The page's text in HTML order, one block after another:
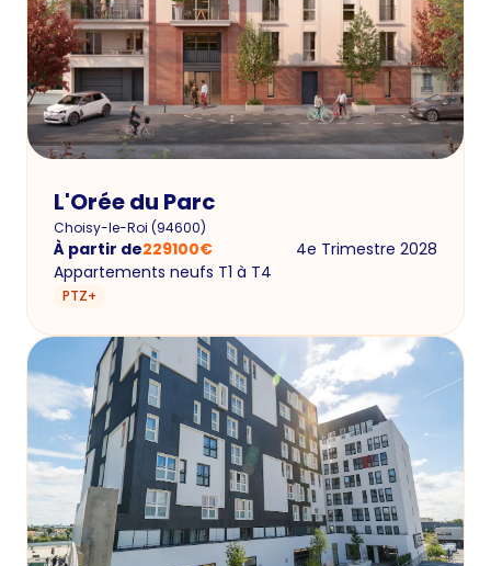
L'Orée du Parc
Choisy-le-Roi (94600)
À partir de229100€
4e Trimestre 2028
Appartements neufs T1 à T4
PTZ+